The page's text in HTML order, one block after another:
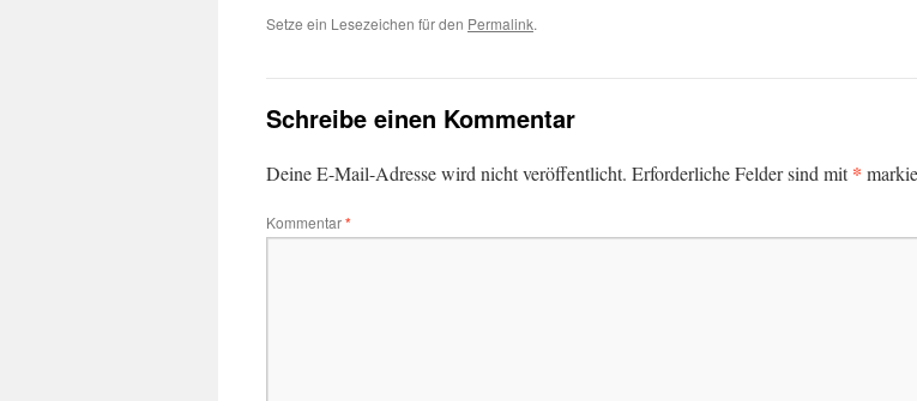
Setze ein Lesezeichen für den Permalink.
Schreibe einen Kommentar
Deine E-Mail-Adresse wird nicht veröffentlicht. Erforderliche Felder sind mit*
Kommentar*